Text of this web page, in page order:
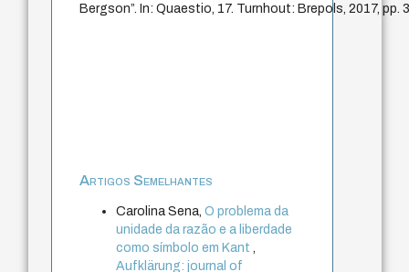
Bergson”. In: Quaestio, 17. Turnhout: Brepols, 2017, pp.
Artigos Semelhantes
Carolina Sena,O problema da
unidade da razão e a liberdade
como símbolo em Kant
Aufklärung: journal of